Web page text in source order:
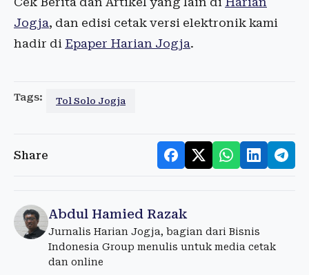
Jogja, dan edisi cetak versi elektronik kami
hadir di Epaper Harian Jogja.
Tags: Tol Solo Jogja
Share
Abdul Hamied Razak
Jurnalis Harian Jogja, bagian dari Bisnis
Indonesia Group menulis untuk media cetak
dan online